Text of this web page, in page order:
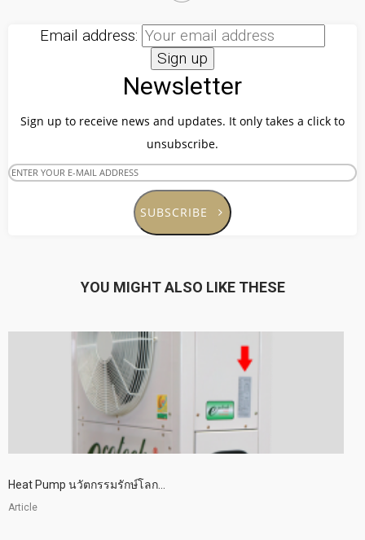
“ECOTECH”, A LEADER IN HEAT
PUMP TECHNOLOGY
23
MAY
OUR WARM WELCOME RHEEM
MANUFACTURING VISIT
THAILAND
MAY
EXECUTIVE INTERVIEW ON
HEAT PUMP TECHNOLOGY OF
พบนวัตกรรมประหยัดพลังงาน
ในงาน ASEAN SUSTAINABLE
ENERGY WEEK 2017
Email address:
Newsletter
Sign up to receive news and updates. It only takes a click to
unsubscribe.
SUBSCRIBE
YOU MIGHT ALSO LIKE THESE
Heat Pump นวัตกรรมรักษ์โลก...
Article